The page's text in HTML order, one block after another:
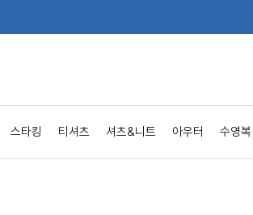
스타킹 티셔츠 셔츠&니트 아우터 수영복